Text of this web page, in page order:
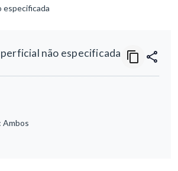
especificada
não especificada
Ambos